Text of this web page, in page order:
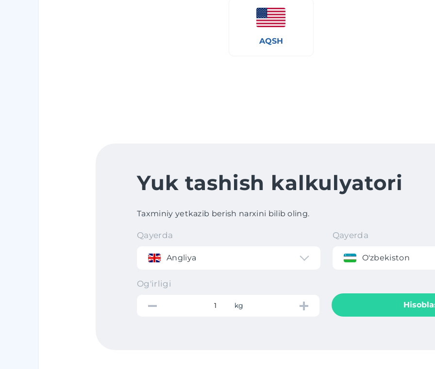
AQSH
Yuk tashish kalkulyatori
Taxminiy yetkazib berish narxini bilib oling.
Qayerda
Angliya
Qayerda
O'zbekiston
Og'irligi
kg